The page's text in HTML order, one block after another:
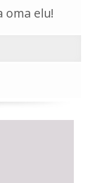
oma elu!